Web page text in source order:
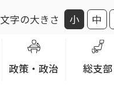
文字の大きさ 小 中
政策・政治 総支部